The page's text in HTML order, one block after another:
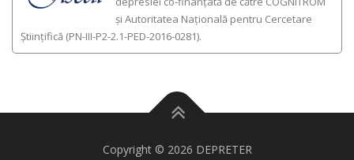
și Autoritatea Națională pentru Cercetare
Științifică (PN-III-P2-2.1-PED-2016-0281).
Copyright © 2026 DEPRETER